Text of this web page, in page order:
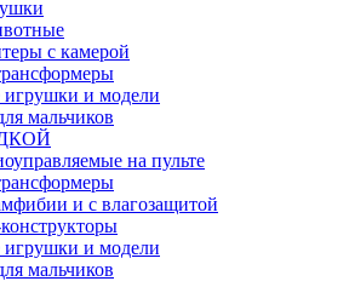
с камерой
и модели
мальчиков
на пульте
и с влагозащитой
и модели
мальчиков